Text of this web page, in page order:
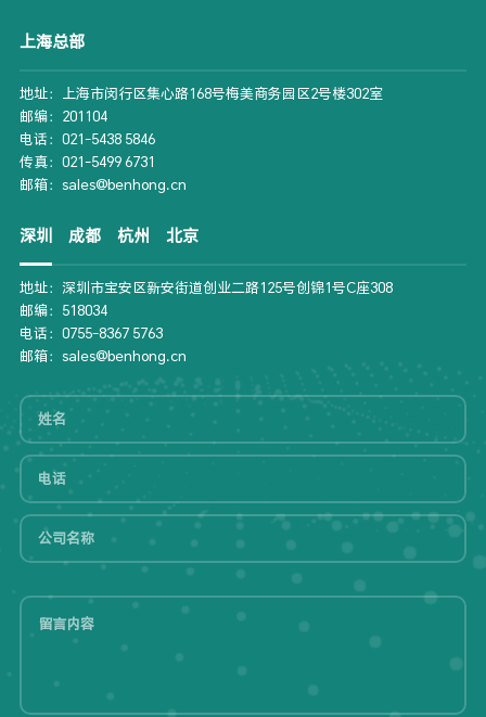
上海总部
地址：上海市闵行区集心路168号梅美商务园区2号楼302室
邮编：201104
电话：021-5438 5846
传真：021-5499 6731
邮箱：sales@benhong.cn
深圳 成都 杭州 北京
地址：深圳市宝安区新安街道创业二路125号创锦1号C座308
邮编：518034
电话：0755-8367 5763
邮箱：sales@benhong.cn